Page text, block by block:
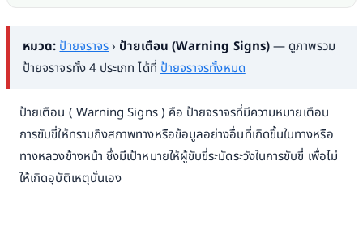
หมวด:ป้ายจราจร› ป้ายเตือน (Warning Signs)— ดูภาพรวม
ป้ายจราจรทั้ง 4 ประเภท ได้ที่ป้ายจราจรทั้งหมด
ป้ายเตือน ( Warning Signs ) คือ ป้ายจราจรที่มีความหมายเตือน
การขับขี่ให้ทราบถึงสภาพทางหรือข้อมูลอย่างอื่นที่เกิดขึ้นในทางหรือ
ทางหลวงข้างหน้า ซึ่งมีเป้าหมายให้ผู้ขับขี่ระมัดระวังในการขับขี่ เพื่อไม่
ให้เกิดอุบัติเหตุนั่นเอง